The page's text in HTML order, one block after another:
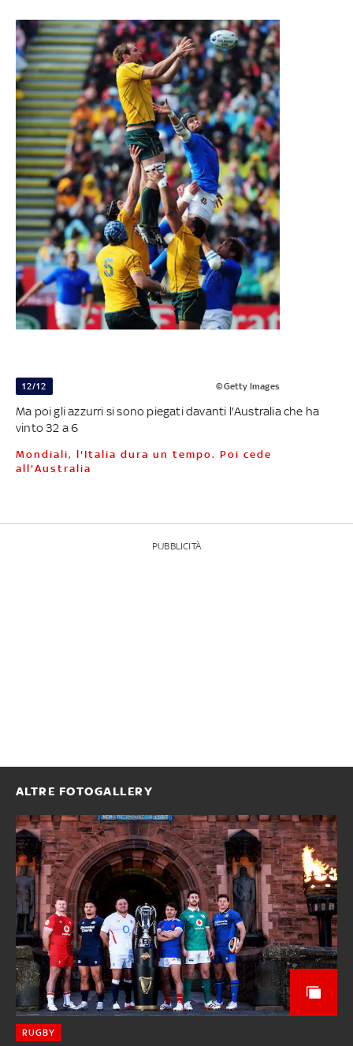
12/12 ©Getty Images
Ma poi gli azzurri si sono piegati davanti l'Australia che ha
vinto 32 a 6
Mondiali, l'Italia dura un tempo. Poi cede
all'Australia
PUBBLICITÀ
ALTRE FOTOGALLERY
RUGBY